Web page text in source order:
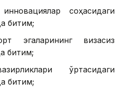
соҳасидаги
битим;
эгаларининг визасиз
битим;
ўртасидаги
битим;